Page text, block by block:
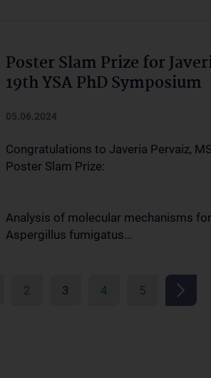
Poster Slam Prize for
19th YSA PhD Symposium
05.06.2024
Congratulations to Javeria Pervaiz,
Poster Slam Prize:
Analysis of molecular mechanisms
Aspergillus fumigatus…
2 3 4 5